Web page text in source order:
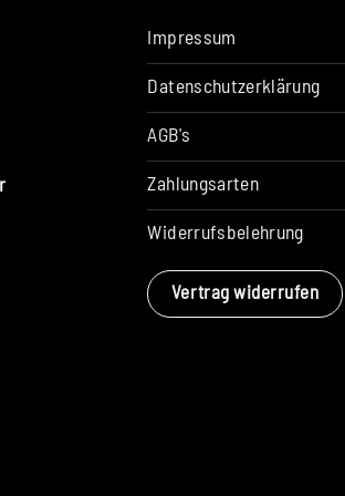
Impressum
Datenschutzerklärung
AGB's
Zahlungsarten
Widerrufsbelehrung
Vertrag widerrufen